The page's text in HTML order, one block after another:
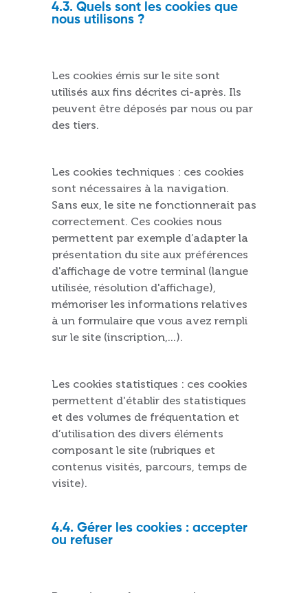
4.3. Quels sont les cookies que
nous utilisons ?
Les cookies émis sur le site sont
utilisés aux fins décrites ci-après. Ils
peuvent être déposés par nous ou par
des tiers.
Les cookies techniques : ces cookies
sont nécessaires à la navigation.
Sans eux, le site ne fonctionnerait pas
correctement. Ces cookies nous
permettent par exemple d’adapter la
présentation du site aux préférences
d'affichage de votre terminal (langue
utilisée, résolution d'affichage),
mémoriser les informations relatives
à un formulaire que vous avez rempli
sur le site (inscription,...).
Les cookies statistiques : ces cookies
permettent d'établir des statistiques
et des volumes de fréquentation et
d’utilisation des divers éléments
composant le site (rubriques et
contenus visités, parcours, temps de
visite).
4.4. Gérer les cookies : accepter
ou refuser